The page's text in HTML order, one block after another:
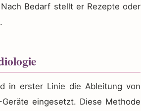
Bedarf stellt er Rezepte oder
in erster Linie die Ableitung von
eingesetzt. Diese Methode